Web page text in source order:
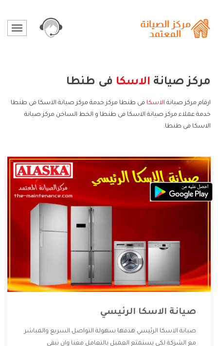
مركز صيانة الاسكا فى طنطا
ارقام مركز صيانة الاسكا فى طنطا مركز خدمة مركز صيانة الاسكا فى طنطا
خدمة عملاء مركز صيانة الاسكا فى طنطا و الخط الساخن مركز صيانة
الاسكا فى طنطا.
صيانة الاسكا الرئيسي
صيانة الاسكا الرئيسي هدفها سهولة التواصل السريع والمباشر
مع الشركة لكى يستمتع العميل بالتعامل معنا وان نبقى